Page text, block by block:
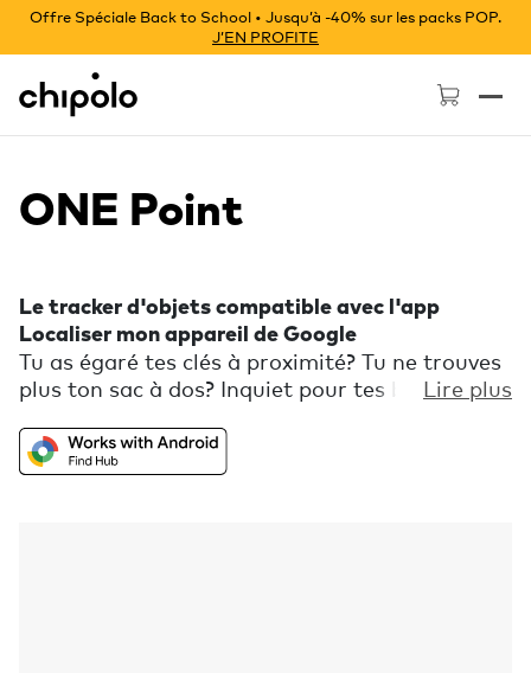
Offre Spéciale Back to School • Jusqu’à -40% sur les packs POP.
J’EN PROFITE
Chipolo - Home page
ONE Point
Le tracker d'objets compatible avec l'app
Localiser mon appareil de Google
Tu as égaré tes clés à proximité? Tu ne trouves
plus ton sac à dos? Inquiet pour tes bagages?
voir leur emplacement grâce aux millions
d'appareils Android faisant partie du réseau
Lire plus